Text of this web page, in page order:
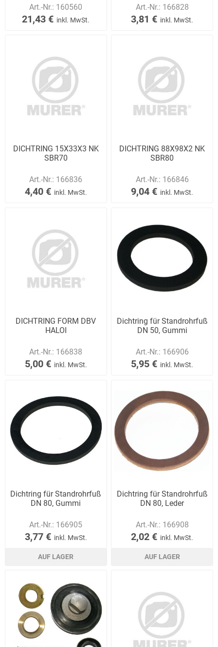
Art.-Nr.: 160560
21,43 € inkl. MwSt.
Art.-Nr.: 166828
3,81 € inkl. MwSt.
DICHTRING 15X33X3 NK
SBR70
Art.-Nr.: 166836
4,40 € inkl. MwSt.
DICHTRING 88X98X2 NK
SBR80
Art.-Nr.: 166846
9,04 € inkl. MwSt.
DICHTRING FORM DBV
HALOI
Art.-Nr.: 166838
5,00 € inkl. MwSt.
Dichtring für Standrohrfuß
DN 50, Gummi
Art.-Nr.: 166906
5,95 € inkl. MwSt.
Dichtring für Standrohrfuß
DN 80, Gummi
Art.-Nr.: 166905
3,77 € inkl. MwSt.
AUF LAGER
Dichtring für Standrohrfuß
DN 80, Leder
Art.-Nr.: 166908
2,02 € inkl. MwSt.
AUF LAGER